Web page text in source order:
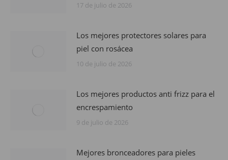
17 de julio de 2026
Los mejores protectores solares para
piel con rosácea
10 de julio de 2026
Los mejores productos anti frizz para el
encrespamiento
9 de julio de 2026
Mejores bronceadores para pieles